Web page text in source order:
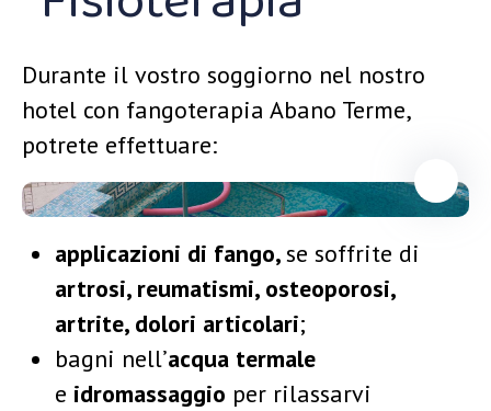
Durante il vostro soggiorno nel nostro
hotel con fangoterapia Abano Terme,
potrete effettuare:
applicazioni di fango,se soffrite di
artrosi, reumatismi, osteoporosi,
artrite, dolori articolari;
bagni nell’acqua termale
e idromassaggio per rilassarvi